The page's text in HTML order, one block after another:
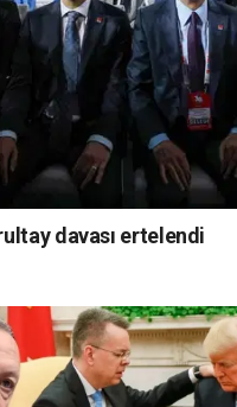
davası ertelendi